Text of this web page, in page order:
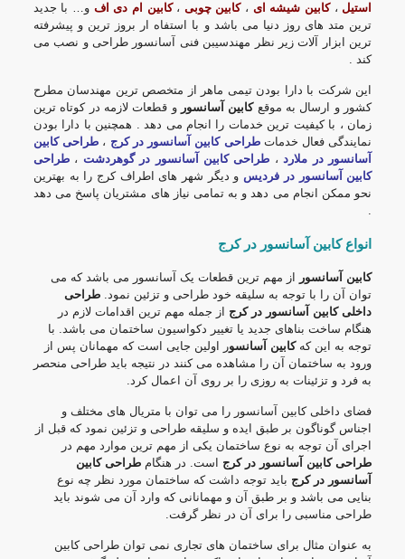
استیل ،کابین شیشه ای ، کابین چوبی ، کابین ام دی اف و… با جدید
ترین متد های روز دنیا می باشد و با استفاه ار بروز ترین و پیشرفته
ترین ابزار آلات زیر نظر مهندسیبن فنی آسانسور طراحی و نصب می
کند .
این شرکت با دارا بودن تیمی ماهر از متخصص ترین مهندسان مطرح
کشور و ارسال به موقعکابین آسانسور و قطعات لازمه در کوتاه ترین
زمان ، با کیفیت ترین خدمات را انجام می دهد . همچنین با دارا بودن
نمایندگی فعال خدماتطراحی کابین آسانسور در کرج ، طراحی کابین
آسانسور در ملارد، طراحی کابین آسانسور در گوهردشت ،طراحی
کابین آسانسور در فردیس و دیگر شهر های اطراف کرج را به بهترین
نحو ممکن انجام می دهد و به تمامی نیاز های مشتریان پاسخ می دهد
.
انواع کابین آسانسور در کرج
کابین آسانسور
از مهم ترین قطعات یک آسانسور می باشد که می
توان آن را با توجه به سلیقه خود طراحی و تزئین نمود. طراحی
داخلی کابین آسانسور در کرج از جمله مهم ترین اقدامات لازم در
هنگام ساخت بناهای جدید یا تغییر دکواسیون ساختمان می باشد. با
توجه به این کهکابین آسانسور اولین جایی است که مهمانان پس از
ورود به ساختمان آن را مشاهده می کنند در نتیجه باید طراحی منحصر
به فرد و تزئینات به روزی را بر روی آن اعمال کرد.
فضای داخلی کابین آسانسور را می توان با متریال های مختلف و
اجناس گوناگون بر طبق ایده و سلیقه طراحی و تزئین نمود که قبل از
اجرای آن توجه به نوع ساختمان یکی از مهم ترین موارد مهم در
طراحی کابین آسانسور در کرج است. در هنگام طراحی کابین
آسانسور در کرج باید توجه داشت که ساختمان مورد نظر چه نوع
بنایی می باشد و بر طبق آن و مهمانانی که وارد آن می شوند باید
طراحی مناسبی را برای آن در نظر گرفت.
به عنوان مثال برای ساختمان های تجاری نمی توان طراحی کابین